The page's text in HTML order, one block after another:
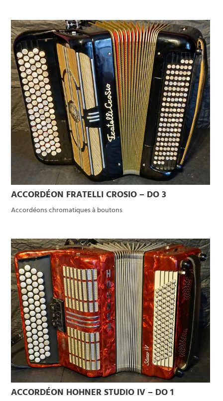
ACCORDÉON FRATELLI CROSIO – DO 3
Accordéons chromatiques à boutons
ACCORDÉON HOHNER STUDIO IV – DO 1